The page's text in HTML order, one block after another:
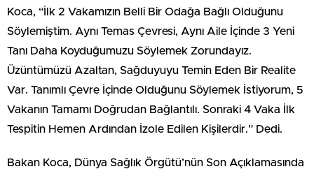
Koca, “İlk 2 Vakamızın Belli Bir Odağa Bağlı Olduğunu
Söylemiştim. Aynı Temas Çevresi, Aynı Aile İçinde 3 Yeni
Tanı Daha Koyduğumuzu Söylemek Zorundayız.
Üzüntümüzü Azaltan, Sağduyuyu Temin Eden Bir Realite
Var. Tanımlı Çevre İçinde Olduğunu Söylemek İstiyorum, 5
Vakanın Tamamı Doğrudan Bağlantılı. Sonraki 4 Vaka İlk
Tespitin Hemen Ardından İzole Edilen Kişilerdir.” Dedi.
Bakan Koca, Dünya Sağlık Örgütü’nün Son Açıklamasında